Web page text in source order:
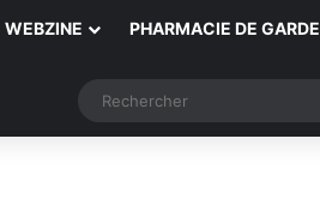
WEBZINE PHARMACIE DE GARDE
Article Aléatoire
Switch skin